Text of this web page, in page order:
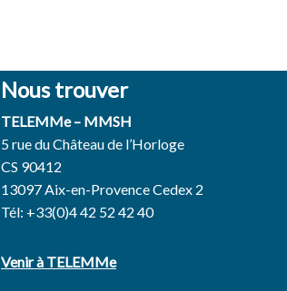
Nous trouver
TELEMMe – MMSH
5 rue du Château de l’Horloge
CS 90412
13097 Aix-en-Provence Cedex 2
Tél: +33(0)4 42 52 42 40
Venir à TELEMMe